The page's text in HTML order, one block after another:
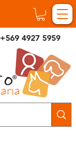
+569 4927 5959